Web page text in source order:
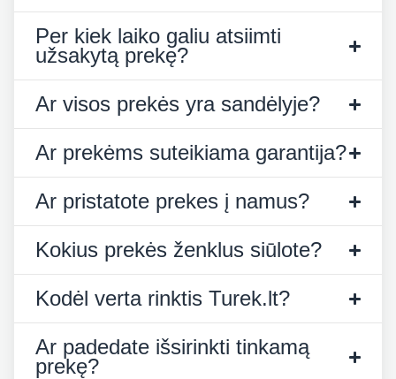
Per kiek laiko galiu atsiimti
užsakytą prekę?
Ar visos prekės yra sandėlyje?
Ar prekėms suteikiama garantija?
Ar pristatote prekes į namus?
Kokius prekės ženklus siūlote?
Kodėl verta rinktis Turek.lt?
Ar padedate išsirinkti tinkamą
prekę?